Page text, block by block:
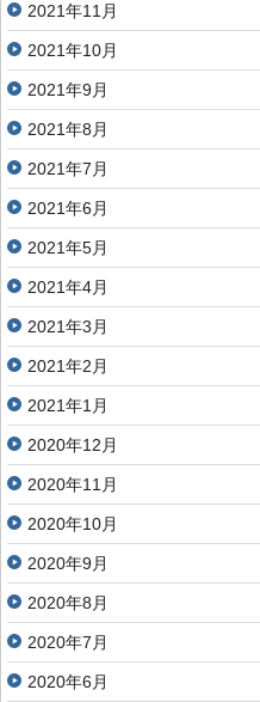
2021年11月
2021年10月
2021年9月
2021年8月
2021年7月
2021年6月
2021年5月
2021年4月
2021年3月
2021年2月
2021年1月
2020年12月
2020年11月
2020年10月
2020年9月
2020年8月
2020年7月
2020年6月